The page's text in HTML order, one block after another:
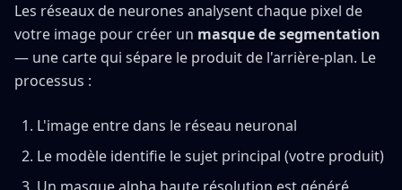
Les réseaux de neurones analysent chaque pixel de
votre image pour créer un masque de segmentation
— une carte qui sépare le produit de l'arrière-plan. Le
processus :
L'image entre dans le réseau neuronal
Le modèle identifie le sujet principal (votre produit)